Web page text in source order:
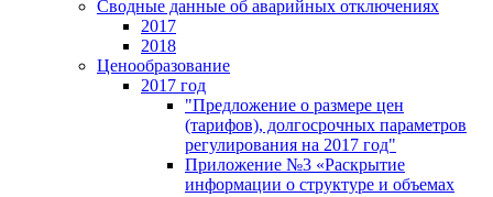
Сводные данные об аварийных отключениях
2017
2018
Ценообразование
2017 год
"Предложение о размере цен
(тарифов), долгосрочных параметров
регулирования на 2017 год"
Приложение №3 «Раскрытие
информации о структуре и объемах